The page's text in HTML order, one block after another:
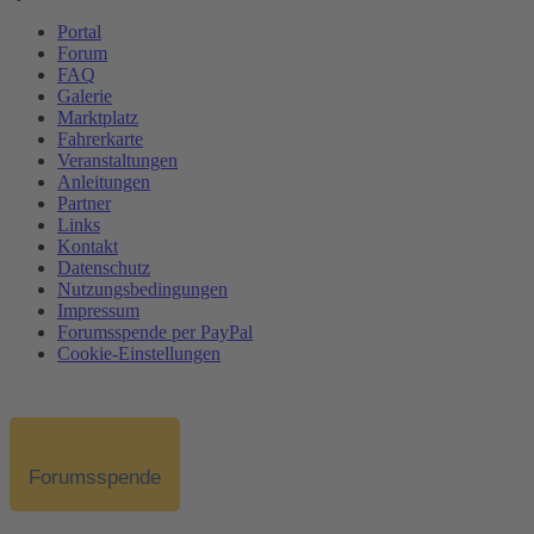
Portal
Forum
FAQ
Galerie
Marktplatz
Fahrerkarte
Veranstaltungen
Anleitungen
Partner
Links
Kontakt
Datenschutz
Nutzungsbedingungen
Impressum
Forumsspende per PayPal
Cookie-Einstellungen
Forumsspende